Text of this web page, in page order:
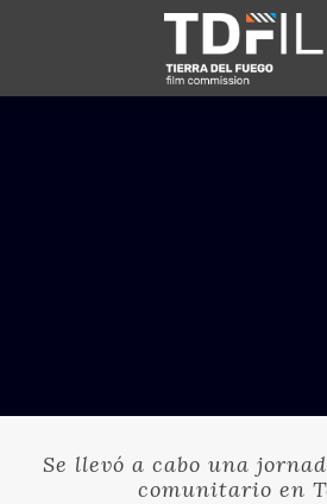
Se llevó a cabo una
comunitario en